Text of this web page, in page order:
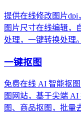
提供在线修改图片dpi
图片尺寸在线编辑，
处理，一键转换处理。
一键抠图
免费在线 AI 智能抠
图网站，基于尖端
图、商品抠图，批量